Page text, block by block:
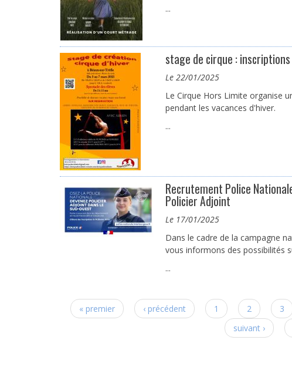
...
stage de cirque : inscriptions
le 22/01/2025
Le Cirque Hors Limite organise
pendant les vacances d'hiver.
...
Recrutement Police
Policier Adjoint
le 17/01/2025
Dans le cadre de la campagne
vous informons des possibilités
...
Pages
« premier ‹ précédent 1 2 3
suivant ›